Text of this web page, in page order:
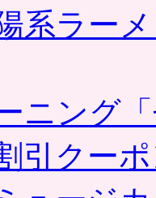
系ラー
ニング
引クー